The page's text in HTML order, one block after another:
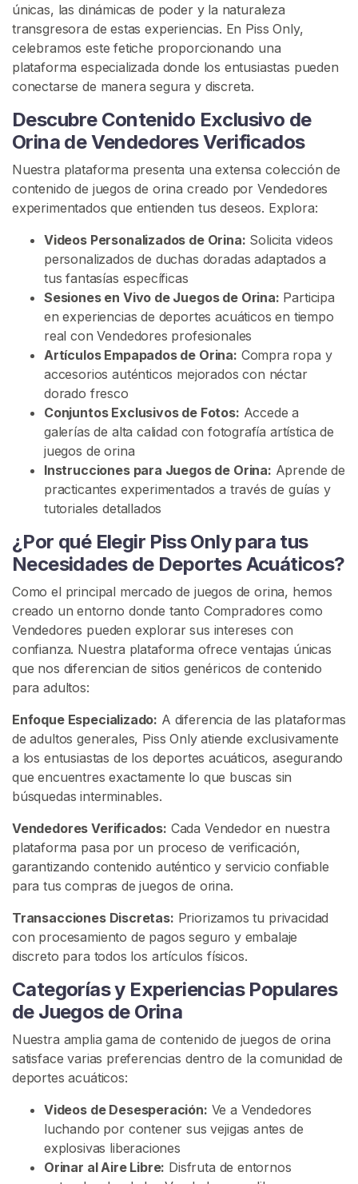
únicas, las dinámicas de poder y la naturaleza
transgresora de estas experiencias. En Piss Only,
celebramos este fetiche proporcionando una
plataforma especializada donde los entusiastas pueden
conectarse de manera segura y discreta.
Descubre Contenido Exclusivo de
Orina de Vendedores Verificados
Nuestra plataforma presenta una extensa colección de
contenido de juegos de orina creado por Vendedores
experimentados que entienden tus deseos. Explora:
Videos Personalizados de Orina: Solicita videos
personalizados de duchas doradas adaptados a
tus fantasías específicas
Sesiones en Vivo de Juegos de Orina: Participa
en experiencias de deportes acuáticos en tiempo
real con Vendedores profesionales
Artículos Empapados de Orina: Compra ropa y
accesorios auténticos mejorados con néctar
dorado fresco
Conjuntos Exclusivos de Fotos: Accede a
galerías de alta calidad con fotografía artística de
juegos de orina
Instrucciones para Juegos de Orina: Aprende de
practicantes experimentados a través de guías y
tutoriales detallados
¿Por qué Elegir Piss Only para tus
Necesidades de Deportes Acuáticos?
Como el principal mercado de juegos de orina, hemos
creado un entorno donde tanto Compradores como
Vendedores pueden explorar sus intereses con
confianza. Nuestra plataforma ofrece ventajas únicas
que nos diferencian de sitios genéricos de contenido
para adultos:
Enfoque Especializado: A diferencia de las plataformas
de adultos generales, Piss Only atiende exclusivamente
a los entusiastas de los deportes acuáticos, asegurando
que encuentres exactamente lo que buscas sin
búsquedas interminables.
Vendedores Verificados: Cada Vendedor en nuestra
plataforma pasa por un proceso de verificación,
garantizando contenido auténtico y servicio confiable
para tus compras de juegos de orina.
Transacciones Discretas: Priorizamos tu privacidad
con procesamiento de pagos seguro y embalaje
discreto para todos los artículos físicos.
Categorías y Experiencias Populares
de Juegos de Orina
Nuestra amplia gama de contenido de juegos de orina
satisface varias preferencias dentro de la comunidad de
deportes acuáticos:
Videos de Desesperación: Ve a Vendedores
luchando por contener sus vejigas antes de
explosivas liberaciones
Orinar al Aire Libre: Disfruta de entornos
n
d
e
d
o
e
s
C
o
D
a
o
m
u
n
i
d
a
d
P
s
s
J
u
g
o
D
e
O
r
i
a
F
e
t
i